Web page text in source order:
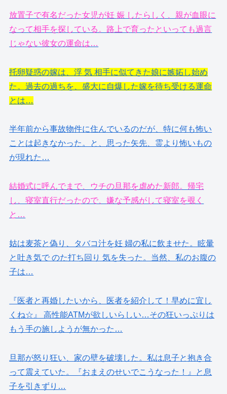
放置子で有名だった女児が妊 娠 したらしく、親が血眼に
なって相手を探している。路上で育ったといっても過言
じゃない彼女の運命は…
托卵疑惑の嫁は、浮 気 相手に似てきた娘に嫉妬し始め
た。過去の過ちを、盛大に自爆した嫁を待ち受ける運命
とは…
半年前から事故物件に住んでいるのだが、特に何も怖い
ことは起きなかった。と、思った矢先、霊より怖いもの
が現れた…
結婚式に呼んでまで、ウチの旦那を虐めた新郎。帰宅
し、寝室直行だったので、嫌な予感がして寝室を覗く
と…
姑は麦茶と偽り、タバコ汁を妊 婦の私に飲ませた。眩暈
と吐き気で のた打ち回り 気を失った。当然、私のお腹の
子は…
『医者と再婚したいから、医者を紹介して！早めに宜し
くね☆』 高性能ATMが欲しいらしい…その狂いっぷりは
もう手の施しようが無かった…
旦那が怒り狂い、家の壁を破壊した。私は息子と抱き合
って震えていた。『おまえのせいでこうなった！』と息
子を引きずり…